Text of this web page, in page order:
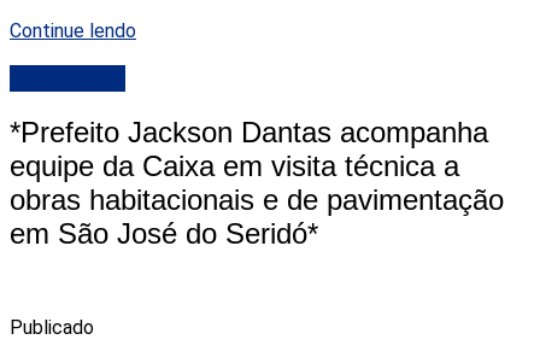
Continue lendo
*Prefeito Jackson Dantas acompanha
equipe da Caixa em visita técnica a
obras habitacionais e de pavimentação
em São José do Seridó*
Publicado